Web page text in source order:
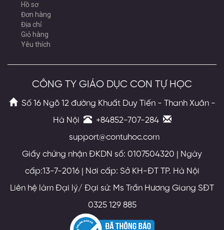
Hồ sơ
Đơn hàng
Địa chỉ
Giỏ hàng
Yêu thích
CÔNG TY GIÁO DỤC CON TỰ HỌC
Số 16 Ngõ 12 đường Khuất Duy Tiến - Thanh Xuân -
Hà Nội
+84852-707-284
support@contuhoc.com
Giấy chứng nhận ĐKDN số: 0107504320 | Ngày
cấp:13-7-2016 | Nơi cấp: Sở KH-ĐT TP. Hà Nội
Liên hệ làm Đại lý/ Đại sứ: Ms Trần Hương Giang SĐT
0325 129 885